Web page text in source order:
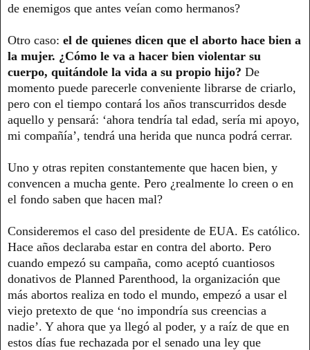
de enemigos que antes veían como hermanos?
Otro caso: el de quienes dicen que el aborto hace bien a
la mujer. ¿Cómo le va a hacer bien violentar su
cuerpo, quitándole la vida a su propio hijo? De
momento puede parecerle conveniente librarse de criarlo,
pero con el tiempo contará los años transcurridos desde
aquello y pensará: ‘ahora tendría tal edad, sería mi apoyo,
mi compañía’, tendrá una herida que nunca podrá cerrar.
Uno y otras repiten constantemente que hacen bien, y
convencen a mucha gente. Pero ¿realmente lo creen o en
el fondo saben que hacen mal?
Consideremos el caso del presidente de EUA. Es católico.
Hace años declaraba estar en contra del aborto. Pero
cuando empezó su campaña, como aceptó cuantiosos
donativos de Planned Parenthood, la organización que
más abortos realiza en todo el mundo, empezó a usar el
viejo pretexto de que ‘no impondría sus creencias a
nadie’. Y ahora que ya llegó al poder, y a raíz de que en
estos días fue rechazada por el senado una ley que